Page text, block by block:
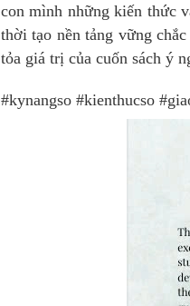
con mình những kiến thức
thời tạo nền tảng vững
tỏa giá trị của cuốn sách ý
#kynangso #kienthucso